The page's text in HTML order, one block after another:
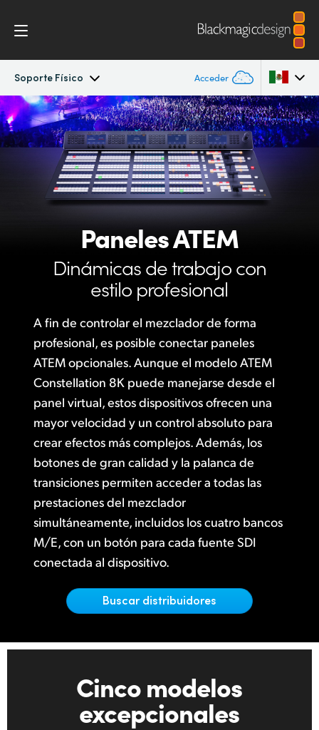
Soporte Físico Acceder
ATEM Constellation 8K
Características
Software Control
Soporte físico
Galería
Especificaciones
Argentina
Australia
Austria
Canada
China
France
Hong Kong SAR, China
Italy
Japan
Korea
Malaysia
Norway
Paneles ATEM
Dinámicas de trabajocon
estilo profesional
A fin de controlar el mezclador de forma
profesional, es posible conectar paneles
ATEM opcionales. Aunque el modelo ATEM
Constellation 8K puede manejarse desde el
panel virtual, estos dispositivos ofrecen una
mayor velocidad y un control absoluto para
crear efectos más complejos. Además, los
botones de gran calidad y la palanca de
transiciones permiten acceder a todas las
prestaciones del mezclador
simultáneamente, incluidos los cuatro bancos
M/E, con un botón para cada fuente SDI
conectada al dispositivo.
Buscar distribuidores
Cinco modelos
excepcionales